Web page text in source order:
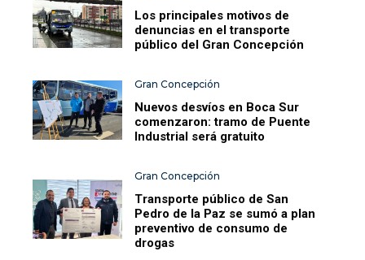
Los principales motivos de
denuncias en el transporte
público del Gran Concepción
Gran Concepción
Nuevos desvíos en Boca Sur
comenzaron: tramo de Puente
Industrial será gratuito
Gran Concepción
Transporte público de San
Pedro de la Paz se sumó a plan
preventivo de consumo de
drogas